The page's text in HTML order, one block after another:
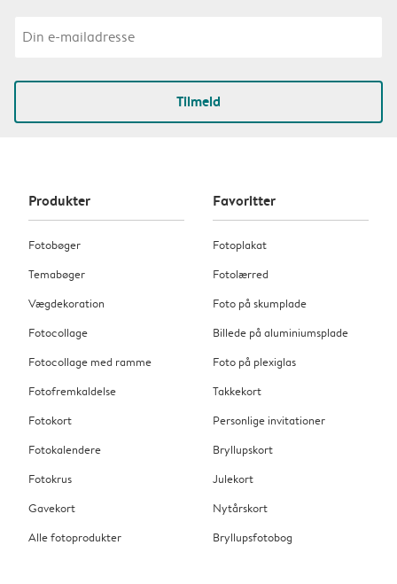
Tilmeld
Produkter
Fotobøger
Temabøger
Vægdekoration
Fotocollage
Fotocollage med ramme
Fotofremkaldelse
Fotokort
Fotokalendere
Fotokrus
Gavekort
Alle fotoprodukter
Favoritter
Fotoplakat
Fotolærred
Foto på skumplade
Billede på aluminiumsplade
Foto på plexiglas
Takkekort
Personlige invitationer
Bryllupskort
Julekort
Nytårskort
Bryllupsfotobog